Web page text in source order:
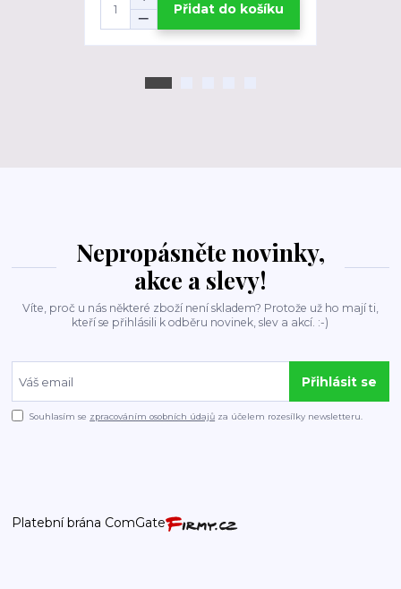
Přidat do košíku
Nepropásněte novinky,
akce a slevy!
Víte, proč u nás některé zboží není skladem? Protože už ho mají ti,
kteří se přihlásili k odběru novinek, slev a akcí. :-)
Přihlásit se
Souhlasím se zpracováním osobních údajů za účelem rozesílky newsletteru.
Platební brána ComGate